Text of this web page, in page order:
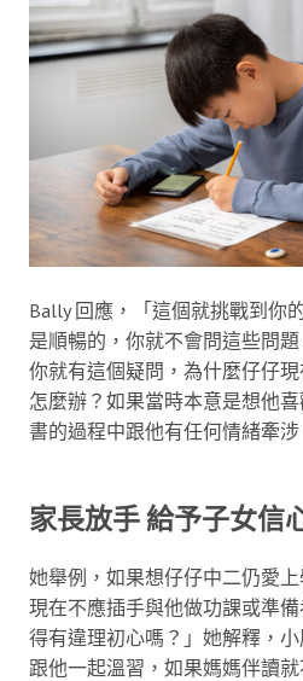
Bally 回應，「這個就挑戰到你
是順暢的，你就不會問這些問
你就有這個疑問，為什麼仔仔
怎麼辦？如果當時本意是想他
書的過程中跟他有任何情緒牽涉
家長放手 給予子女信
她舉例，如果想仔仔中二仍愛
現在不應插手與他做功課或準
得有違理初心嗎？」她解釋，
跟他一起溫習，如果媽媽伴讀